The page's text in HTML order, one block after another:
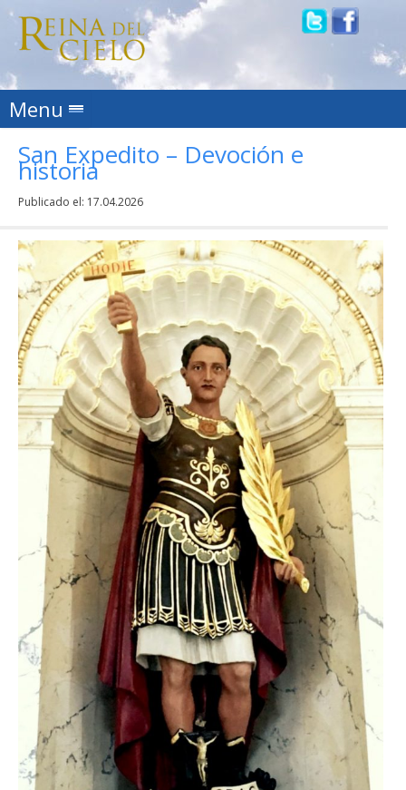
Menu Skip to content
San Expedito – Devoción e
historia
Publicado el: 17.04.2026